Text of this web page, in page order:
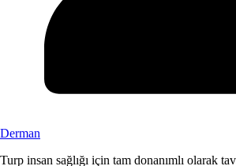
Derman
Turp insan sağlığı için tam donanımlı olarak